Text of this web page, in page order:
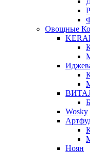
Овощные
Wosky
Ноян